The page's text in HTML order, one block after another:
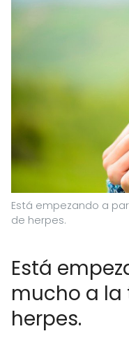
Está empezando a
de herpes.
Está
mucho a
herpes.